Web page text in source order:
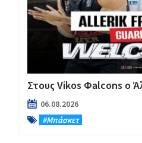
Στους Vikos Φalcons ο
06.08.2026
#Μπάσκετ